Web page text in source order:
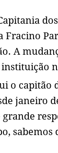
Fracino
A
o capitão
janeiro